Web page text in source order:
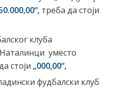
треба да стоји
клуба
уместо
стоји „000,00“,
фудбалски клуб